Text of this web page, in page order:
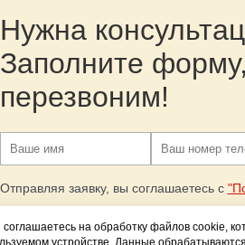
Нужна
Заполните
перезвоним!
Отправляя заявку, вы соглашаетесь с
на обработку файлов cookie,
устройстве. Данные